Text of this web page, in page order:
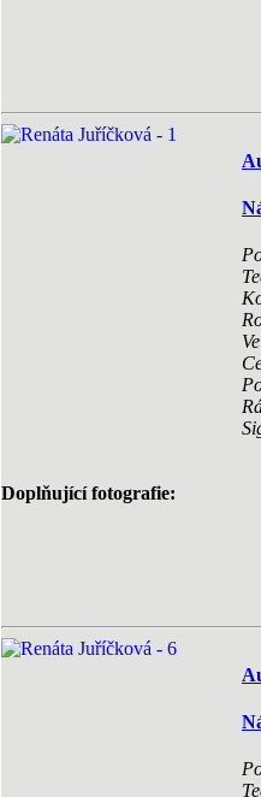
Doplňující fotografie: